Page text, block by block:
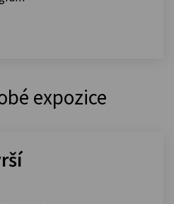
expozice